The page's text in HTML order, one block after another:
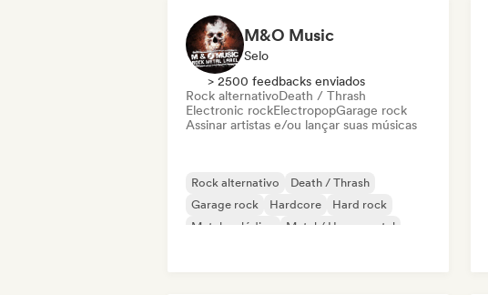
M&O Music
Selo
> 2500 feedbacks enviados
Rock alternativoDeath / Thrash
Electronic rockElectropopGarage rock
Assinar artistas e/ou lançar suas músicas
Rock alternativo
Death / Thrash
Garage rock
Hardcore
Hard rock
Metal melódico
Metal / Heavy metal